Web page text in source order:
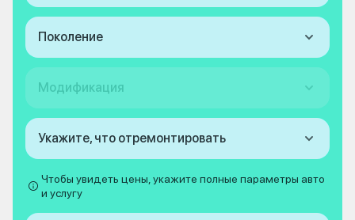
Поколение
Модификация
Укажите, что отремонтировать
Чтобы увидеть цены, укажите полные параметры авто
и услугу